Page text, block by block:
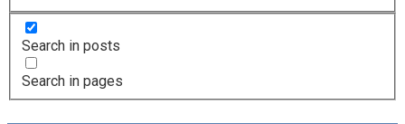
Search in posts
Search in pages